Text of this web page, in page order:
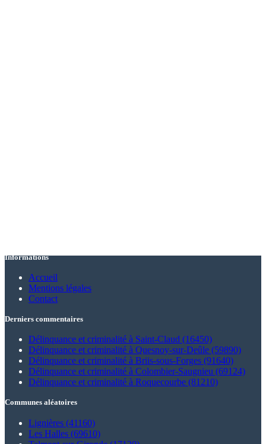
Informations
Accueil
Mentions légales
Contact
Derniers commentaires
Délinquance et criminalité à Saint-Claud (16450)
Délinquance et criminalité à Quesnoy-sur-Deûle (59890)
Délinquance et criminalité à Briis-sous-Forges (91640)
Délinquance et criminalité à Colombier-Saugnieu (69124)
Délinquance et criminalité à Roquecourbe (81210)
Communes aléatoires
Lignières (41160)
Les Halles (69610)